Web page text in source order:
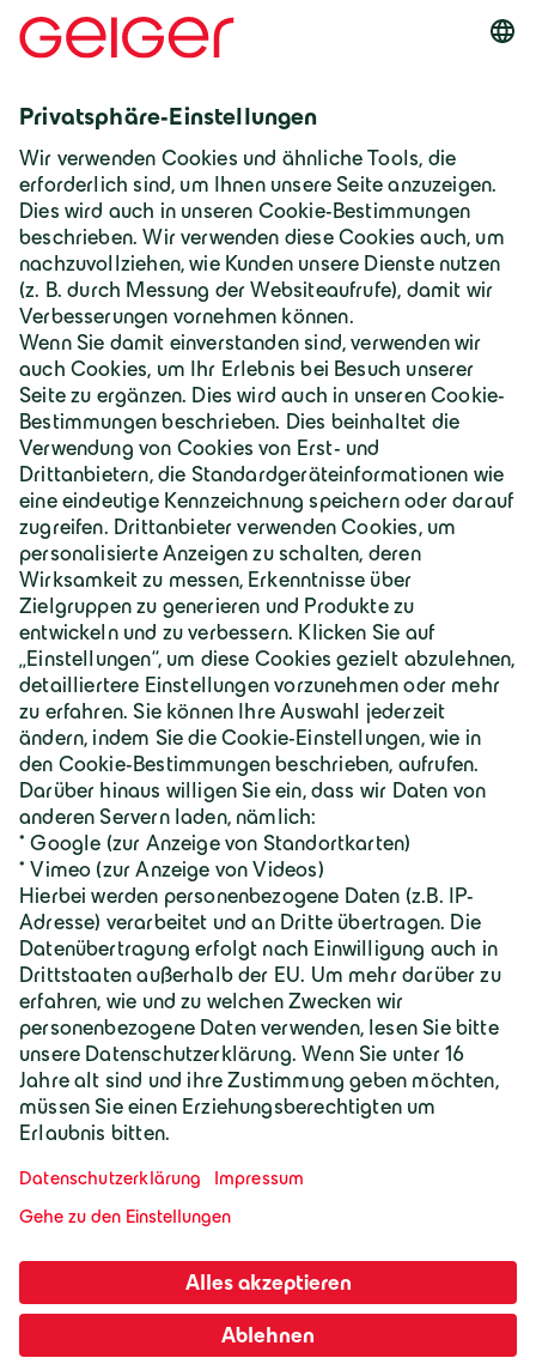
Deutschland | Deutsch
Geiger Gruppe
Über Geiger
Karriere
Geiger Gruppe
Wilhelm-Geiger-Straße 1
87561 Oberstdorf
+49 8322 18 0
info@geigergruppe.de
Impressum
Darf ich mich vorstellen, ich bin der
Fragen und Anliegen.